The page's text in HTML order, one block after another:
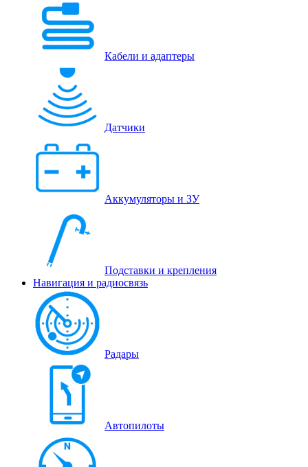
Кабели и адаптеры
Датчики
Аккумуляторы и ЗУ
Подставки и крепления
Навигация и радиосвязь
Радары
Автопилоты